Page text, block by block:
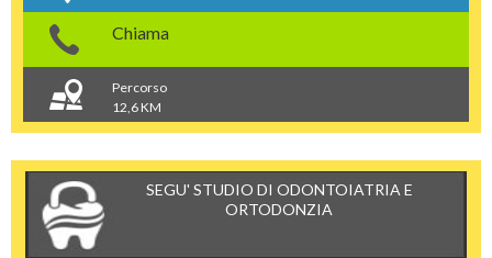
Chiama
Percorso
12,6 KM
SEGU' STUDIO DI ODONTOIATRIA E
ORTODONZIA